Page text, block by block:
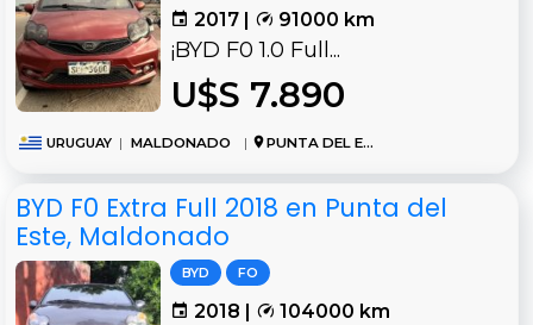
2017 | 91000 km
¡BYD F0 1.0 Full...
U$S 7.890
URUGUAY | MALDONADO | PUNTA DEL ESTE
BYD F0 Extra Full 2018 en Punta del
Este, Maldonado
BYD FO
2018 | 104000 km